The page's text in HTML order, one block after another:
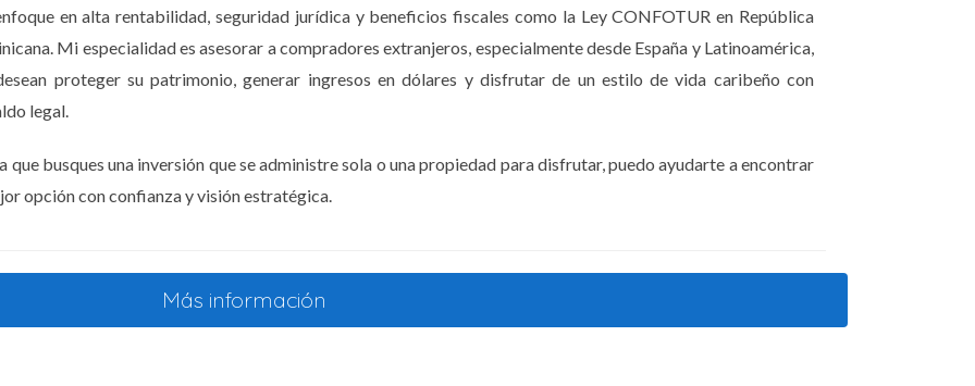
existen desafíos al considerar la compra o inversión en Punta Cana. Uno de los principales es la
hay una alta demanda, es crucial investigar las tendencias del mercado antes de realizar
puede ser complicada; por lo tanto, contar con un agente inmobiliario confiable es fundamental para
de la propiedad. Si decides alquilar tu inmueble a turistas, necesitarás asegurarte de que esté
vez hace cinco años y quedó enamorada del lugar. Después de varias vacaciones, decidieron dar el
objetivo era tener un lugar donde escapar del estrés diario y disfrutar con sus seres queridos. No solo
también han comenzado a alquilar su propiedad durante la temporada alta, generando ingresos
en alta rentabilidad, seguridad jurídica y beneficios fiscales como la Ley CONFOTUR en República
Mi especialidad es asesorar a compradores extranjeros, especialmente desde España y Latinoamérica,
proteger su patrimonio, generar ingresos en dólares y disfrutar de un estilo de vida caribeño con
legal.
que busques una inversión que se administre sola o una propiedad para disfrutar, puedo ayudarte a encontrar
opción con confianza y visión estratégica.
Más información